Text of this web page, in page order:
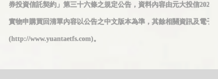
券投資信託契約」第三十六條之規定公告，資料內容由元大投信2026/
實物申購買回清單內容以公告之中文版本為準，其餘相關資訊及電子
(http://www.yuantaetfs.com)。